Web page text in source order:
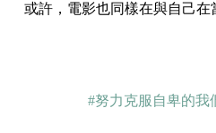
或許，電影也同樣在與自己在
#努力克服自卑的我